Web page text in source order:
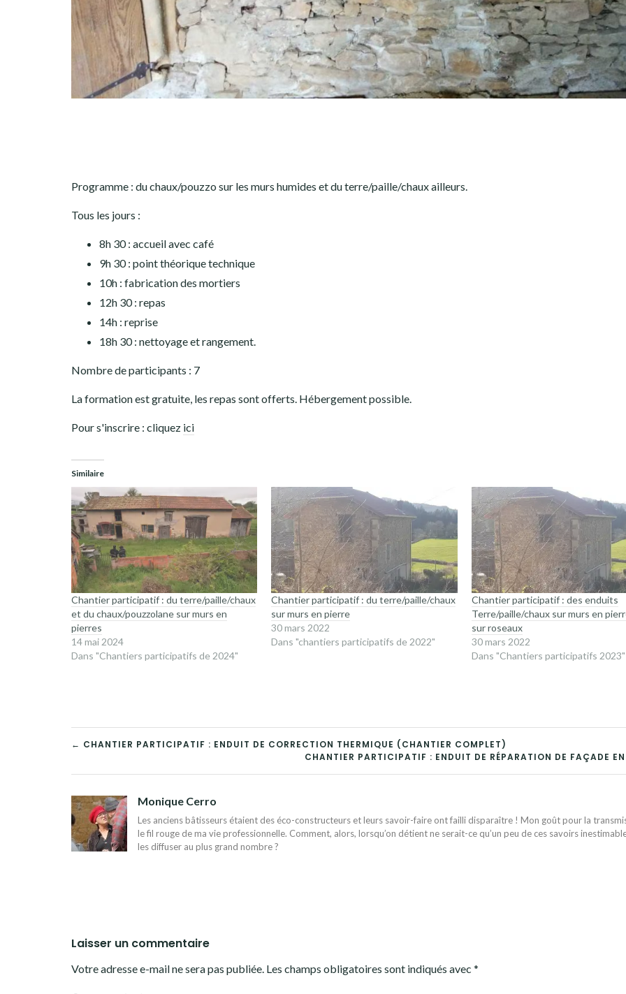
Programme : du chaux/pouzzo sur les murs humides et du terre/paille/chaux ailleurs.
Tous les jours :
8h 30 : accueil avec café
9h 30 : point théorique technique
10h : fabrication des mortiers
12h 30 : repas
14h : reprise
18h 30 : nettoyage et rangement.
Nombre de participants : 7
La formation est gratuite, les repas sont offerts. Hébergement possible.
Pour s'inscrire : cliquez ici
Similaire
Chantier participatif : du terre/paille/chaux
et du chaux/pouzzolane sur murs en
pierres
14 mai 2024
Dans "Chantiers participatifs de 2024"
Chantier participatif : du terre/paille/chaux
sur murs en pierre
30 mars 2022
Dans "chantiers participatifs de 2022"
Chantier participatif : des enduits
Terre/paille/chaux sur murs en
sur roseaux
30 mars 2022
Dans "Chantiers participatifs 2023"
NAVIGATION
DE
L’ARTICLE
← CHANTIER PARTICIPATIF : ENDUIT DE CORRECTION THERMIQUE (CHANTIER COMPLET)
CHANTIER PARTICIPATIF : ENDUIT DE RÉPARATION DE FAÇADE
Monique Cerro
Les anciens bâtisseurs étaient des éco-constructeurs et leurs savoir-faire ont failli disparaître ! Mon goût pour la
le fil rouge de ma vie professionnelle. Comment, alors, lorsqu’on détient ne serait-ce qu’un peu de ces savoirs
les diffuser au plus grand nombre ?
Laisser un commentaire
Votre adresse e-mail ne sera pas publiée. Les champs obligatoires sont indiqués avec *